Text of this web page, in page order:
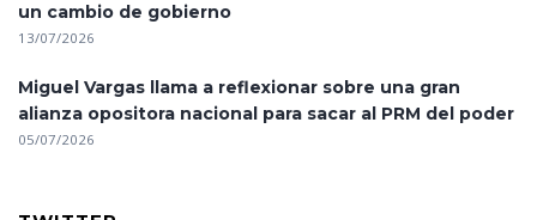
un cambio de gobierno
13/07/2026
Miguel Vargas llama a reflexionar sobre una gran
alianza opositora nacional para sacar al PRM del poder
05/07/2026